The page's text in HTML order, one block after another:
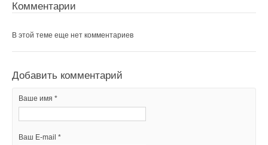
Комментарии
В этой теме еще нет комментариев
Добавить комментарий
Ваше имя *
Ваш E-mail *